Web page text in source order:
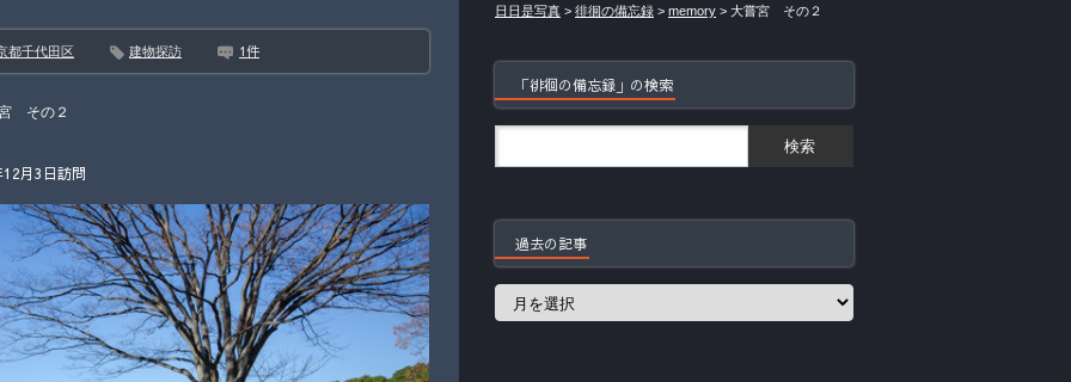
都千代田区 建物探訪 1件
その２
月3日訪問
日日是写真 > 徘徊の備忘録 > memory > 大嘗宮 その２
「徘徊の備忘録」の検索
過去の記事
過